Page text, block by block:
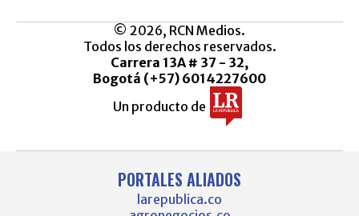
© 2026, RCN Medios.
Todos los derechos reservados.
Carrera 13A # 37 - 32,
Bogotá (+57) 6014227600
Un producto de
PORTALES ALIADOS
larepublica.co